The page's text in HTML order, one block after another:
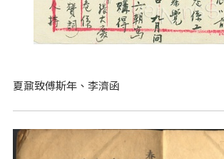
夏鼐致傅斯年、李濟函